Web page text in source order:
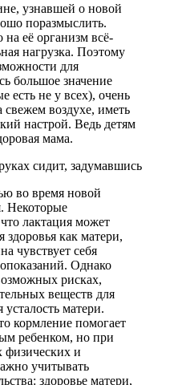
узнавшей о новой
поразмыслить.
её организм всё-
нагрузка. Поэтому
для
большое значение
не у всех), очень
свежем воздухе, иметь
настрой. Ведь детям
мама.
во время новой
Некоторые
лактация может
здоровья как матери,
чувствует себя
Однако
рисках,
веществ для
матери.
кормление помогает
ребенком, но при
физических и
учитывать
здоровье матери,